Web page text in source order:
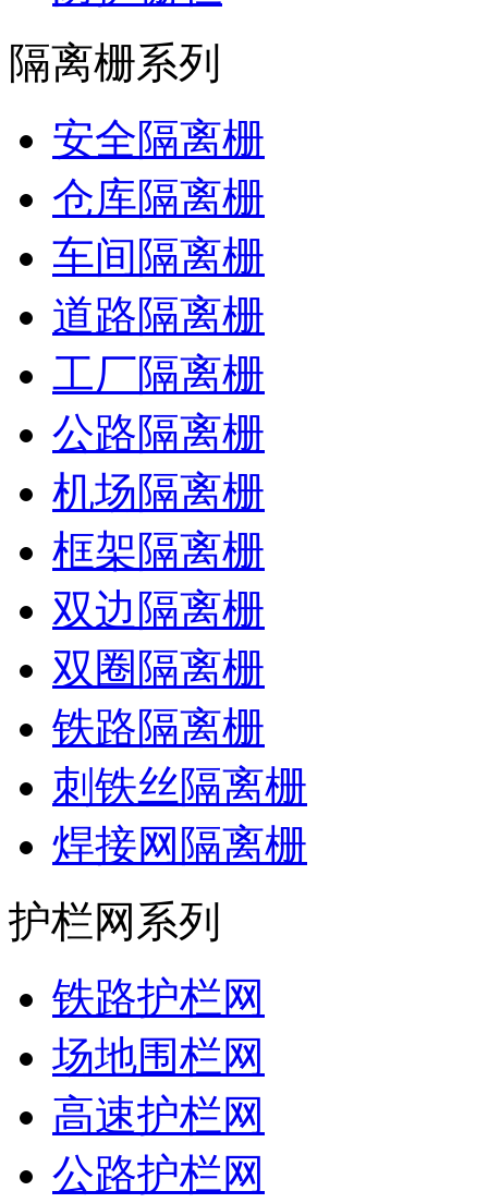
隔离栅系列
安全隔离栅
仓库隔离栅
车间隔离栅
道路隔离栅
工厂隔离栅
公路隔离栅
机场隔离栅
框架隔离栅
双边隔离栅
双圈隔离栅
铁路隔离栅
刺铁丝隔离栅
焊接网隔离栅
护栏网系列
铁路护栏网
场地围栏网
高速护栏网
公路护栏网